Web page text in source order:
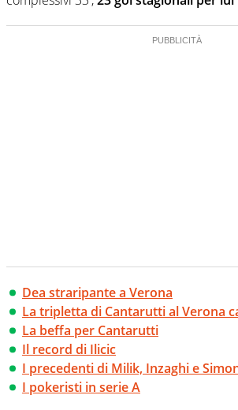
Dea straripante a Verona
La tripletta di Cantarutti al Verona
La beffa per Cantarutti
Il record di Ilicic
I precedenti di Milik, Inzaghi e
I pokeristi in serie A